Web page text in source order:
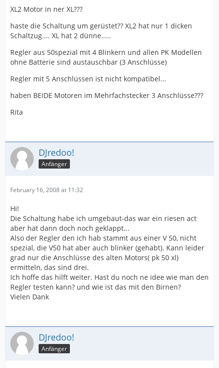
XL2 Motor in ner XL???
haste die Schaltung um gerüstet?? XL2 hat nur 1 dicken
Schaltzug.... XL hat 2 dünne.....
Regler aus 50spezial mit 4 Blinkern und allen PK Modellen
ohne Batterie sind austauschbar (3 Anschlüsse)
Regler mit 5 Anschlüssen ist nicht kompatibel...
haben BEIDE Motoren im Mehrfachstecker 3 Anschlüsse???
Rita
DJredoo!
Anfänger
February 16, 2008 at 11:32
Hi!
Die Schaltung habe ich umgebaut-das war ein riesen act
aber hat dann doch noch geklappt...
Also der Regler den ich hab stammt aus einer V 50, nicht
spezial, die V50 hat aber auch blinker (gehabt). Kann leider
grad nur die Anschlüsse des alten Motors( pk 50 xl)
ermitteln, das sind drei.
Ich hoffe das hilft weiter. Hast du noch ne idee wie man den
Regler testen kann? und wie ist das mit den Birnen?
Vielen Dank
DJredoo!
Anfänger